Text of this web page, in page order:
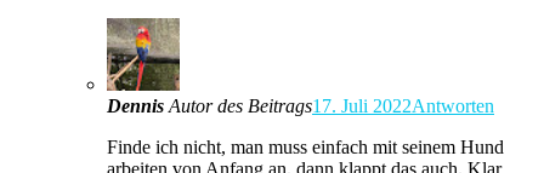
Dennis Autor des Beitrags17. Juli 2022Antworten
Finde ich nicht, man muss einfach mit seinem Hund